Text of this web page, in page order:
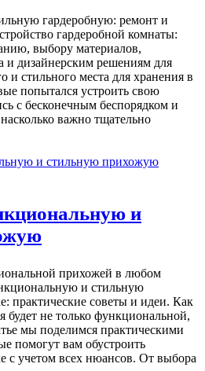
гардеробную: ремонт и
гардеробной комнаты:
выбору материалов,
и дизайнерским решениям для
и стильного места для хранения в
попытался устроить свою
с бесконечным беспорядком и
важно тщательно
и
прихожей в любом
и стильную
практические советы и идеи. Как
будет не только функциональной,
мы поделимся практическими
помогут вам обустроить
с учетом всех нюансов. От выбора